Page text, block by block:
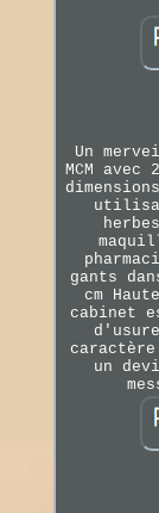
Un
MCM
gants
cm
cabinet
un